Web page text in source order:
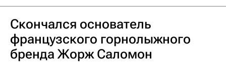
Скончался основатель
французского горнолыжного
бренда Жорж Саломон